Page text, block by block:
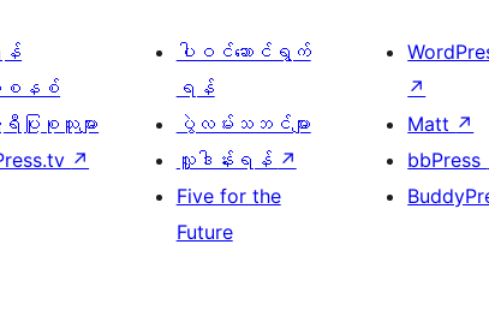
န်
စနစ်
ပြုစုသူများ
↗
ပါဝင်ဆောင်ရွက်
ရန်
ပွဲလမ်းသဘင်များ
လှူဒါန်းရန် ↗
Five for the
Future
↗
Matt ↗
bbPress